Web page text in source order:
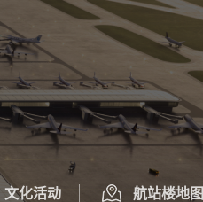
文化活动 航站楼地图